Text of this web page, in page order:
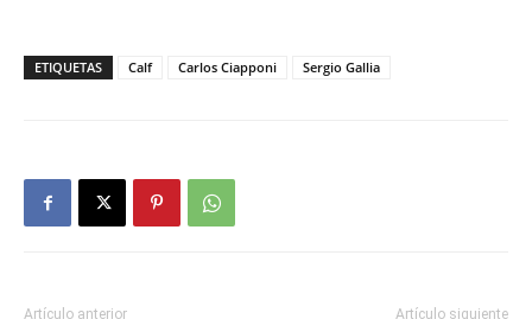
ETIQUETAS Calf Carlos Ciapponi Sergio Gallia
Artículo anterior Artículo siguiente